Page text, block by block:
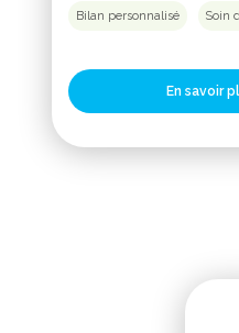
Bilan personnalisé Soin
En savoir